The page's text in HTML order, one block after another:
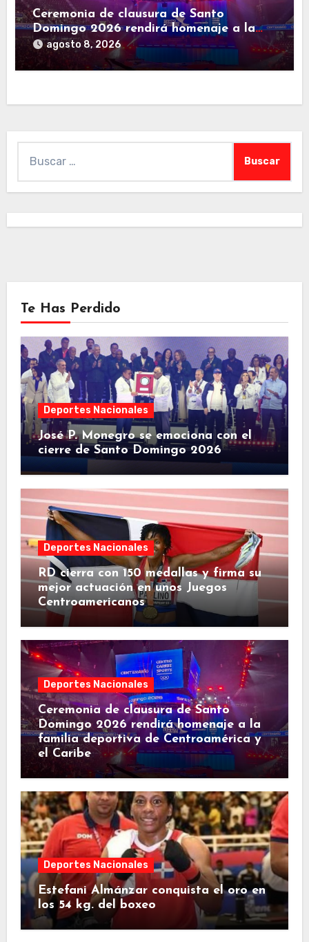
Ceremonia de clausura de Santo
Domingo 2026 rendirá homenaje a la
familia deportiva de Centroamérica y el
Caribe
agosto 8, 2026
Te Has Perdido
Deportes Nacionales
José P. Monegro se emociona con el
cierre de Santo Domingo 2026
Deportes Nacionales
RD cierra con 150 medallas y firma su
mejor actuación en unos Juegos
Centroamericanos
Deportes Nacionales
Ceremonia de clausura de Santo
Domingo 2026 rendirá homenaje a la
familia deportiva de Centroamérica y
el Caribe
Deportes Nacionales
Estefani Almánzar conquista el oro en
los 54 kg. del boxeo